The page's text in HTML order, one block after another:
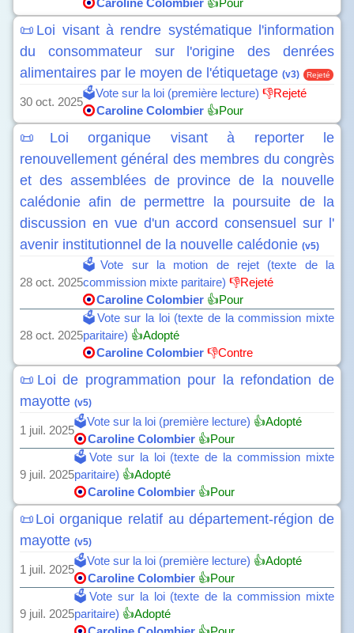
Caroline Colombier 👍Pour
📜Loi visant à rendre systématique l'information
du consommateur sur l'origine des denrées
alimentaires par le moyen de l'étiquetage (v3) Rejeté
30 oct. 2025
🗳️Vote sur la loi (première lecture) 👎Rejeté
Caroline Colombier 👍Pour
📜Loi organique visant à reporter le
renouvellement général des membres du congrès
et des assemblées de province de la nouvelle
calédonie afin de permettre la poursuite de la
discussion en vue d'un accord consensuel sur l'
avenir institutionnel de la nouvelle calédonie (v5)
28 oct. 2025
🗳️Vote sur la motion de rejet (texte de la
commission mixte paritaire) 👎Rejeté
Caroline Colombier 👍Pour
28 oct. 2025
🗳️Vote sur la loi (texte de la commission mixte
paritaire) 👍Adopté
Caroline Colombier 👎Contre
📜Loi de programmation pour la refondation de
mayotte (v5)
1 juil. 2025
🗳️Vote sur la loi (première lecture) 👍Adopté
Caroline Colombier 👍Pour
9 juil. 2025
🗳️Vote sur la loi (texte de la commission mixte
paritaire) 👍Adopté
Caroline Colombier 👍Pour
📜Loi organique relatif au département-région de
mayotte (v5)
1 juil. 2025
🗳️Vote sur la loi (première lecture) 👍Adopté
Caroline Colombier 👍Pour
9 juil. 2025
🗳️Vote sur la loi (texte de la commission mixte
paritaire) 👍Adopté